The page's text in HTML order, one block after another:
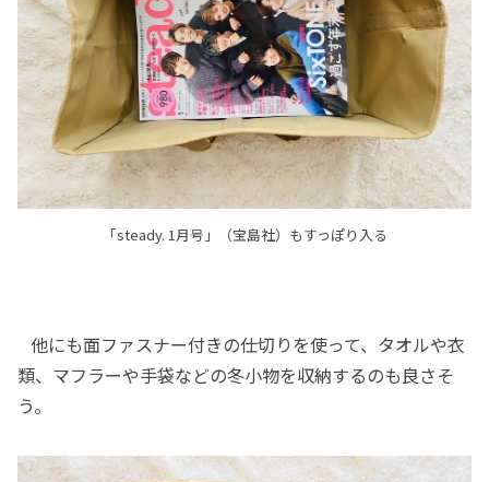
「steady. 1月号」（宝島社）もすっぽり入る
他にも面ファスナー付きの仕切りを使って、タオルや衣
類、マフラーや手袋などの冬小物を収納するのも良さそ
う。